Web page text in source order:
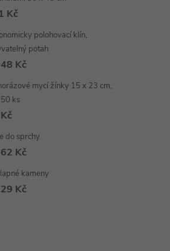
Kč
polohovací klín,
potah
Kč
mycí žínky 15 x 23 cm,
ks
do sprchy
Kč
kameny
Kč